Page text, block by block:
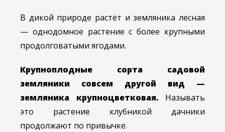
В дикой природе растёт и земляника лесная
— однодомное растение с более крупными
продолговатыми ягодами.
Крупноплодные сорта садовой
земляники совсем другой вид —
земляника крупноцветковая. Называть
это растение клубникой дачники
продолжают по привычке.